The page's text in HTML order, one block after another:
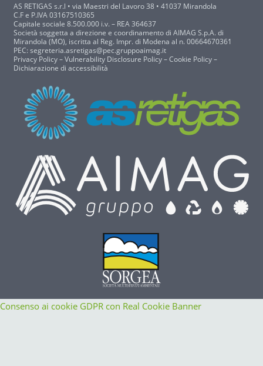
AS RETIGAS s.r.l • via Maestri del Lavoro 38 • 41037 Mirandola
C.F e P.IVA 03167510365
Capitale sociale 8.500.000 i.v. – REA 364637
Società soggetta a direzione e coordinamento di AIMAG S.p.A. di
Mirandola (MO), iscritta al Reg. Impr. di Modena al n. 00664670361
PEC: segreteria.asretigas@pec.gruppoaimag.it
Privacy Policy–Vulnerability Disclosure Policy–Cookie Policy–
Dichiarazione di accessibilità
Consenso ai cookie GDPR con Real Cookie Banner